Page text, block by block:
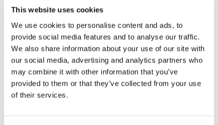
This website uses cookies
We use cookies to personalise content and ads, to
provide social media features and to analyse our traffic.
We also share information about your use of our site with
our social media, advertising and analytics partners who
may combine it with other information that you’ve
provided to them or that they’ve collected from your use
of their services.
Lorenzo Poli. «Per raggiungere gli obiettivi europei è però
indispensabile che la revisione dell'ETS sia accompagnata da misure
che rafforzino la competitività del sistema industriale. Servono
regole coerenti con la realtà economica e tecnologica, in grado di
favorire gli investimenti senza accelerare il processo di
delocalizzazione produttiva. La transizione sarà davvero efficace
solo se riuscirà a mantenere in Europa produzione, occupazione e
capacità di innovazione.»
Leggi di più